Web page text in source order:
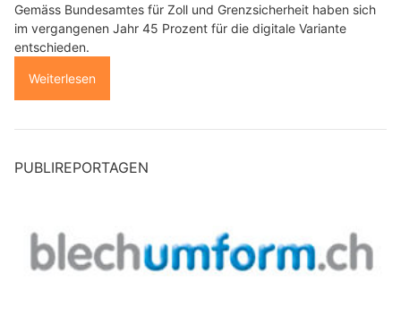
Gemäss Bundesamtes für Zoll und Grenzsicherheit haben sich
im vergangenen Jahr 45 Prozent für die digitale Variante
entschieden.
Weiterlesen
PUBLIREPORTAGEN